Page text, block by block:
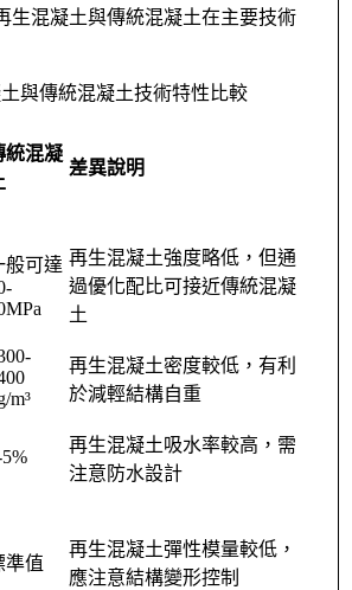
生混凝土與傳統混凝土在主要技術
與傳統混凝土技術特性比較
統混凝
差異說明
般可達 再生混凝土強度略低，但通
過優化配比可接近傳統混凝
土
m³
再生混凝土密度較低，有利
於減輕結構自重
再生混凝土吸水率較高，需
注意防水設計
準值
再生混凝土彈性模量較低，
應注意結構變形控制